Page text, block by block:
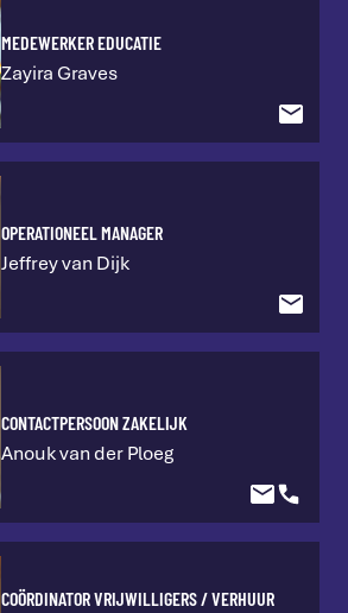
MEDEWERKER EDUCATIE
Zayira Graves
OPERATIONEEL MANAGER
Jeffrey van Dijk
CONTACTPERSOON ZAKELIJK
Anouk van der Ploeg
COÖRDINATOR VRIJWILLIGERS / VERHUUR